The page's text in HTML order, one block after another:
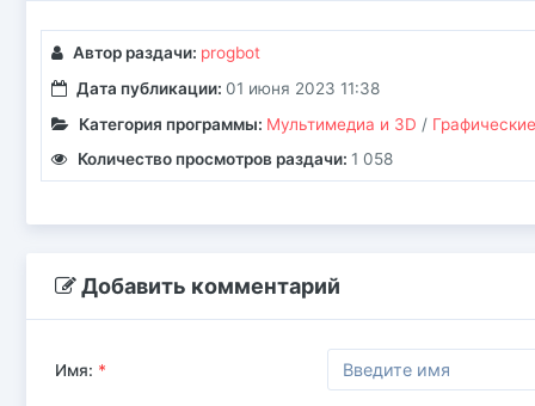
Автор раздачи: progbot
Дата публикации: 01 июня 2023 11:38
Категория программы: Мультимедиа и 3D /
Количество просмотров раздачи: 1 058
Добавить комментарий
Имя: *